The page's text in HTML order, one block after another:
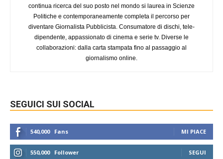
continua ricerca del suo posto nel mondo si laurea in Scienze
Politiche e contemporaneamente completa il percorso per
diventare Giornalista Pubblicista. Consumatore di dischi, tele-
dipendente, appassionato di cinema e serie tv. Diverse le
collaborazioni: dalla carta stampata fino al passaggio al
giornalismo online.
SEGUICI SUI SOCIAL
540,000 Fans MI PIACE
550,000 Follower SEGUI